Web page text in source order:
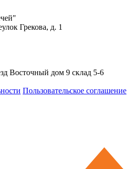
Грекова, д. 1
Восточный дом 9 склад 5-6
Пользовательское соглашение